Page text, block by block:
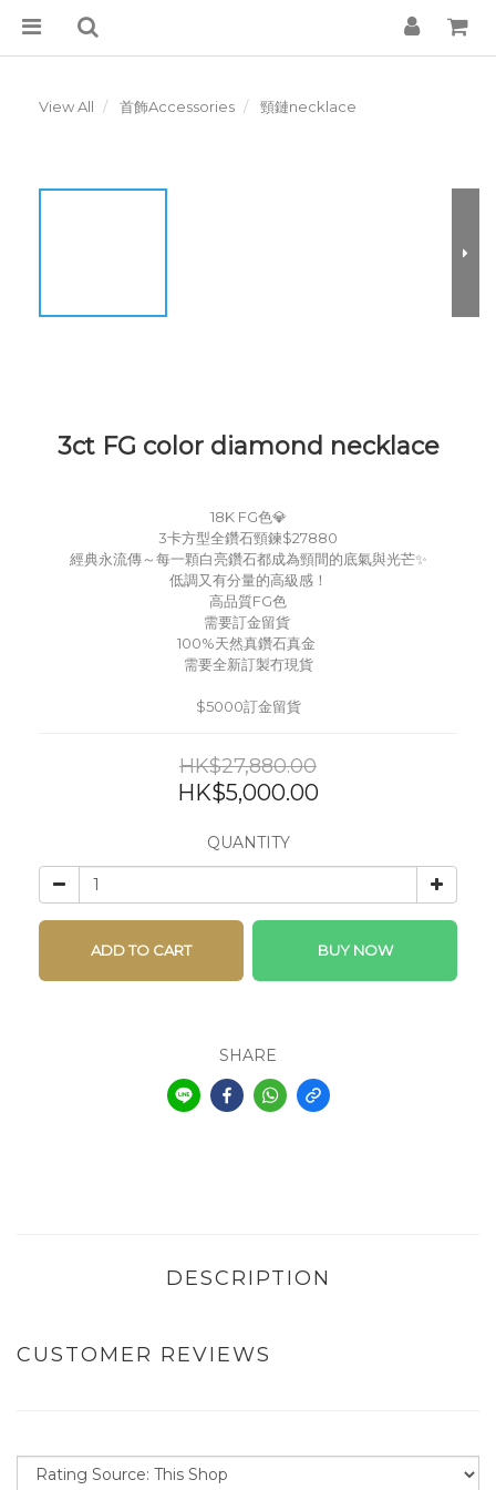
View All 首飾Accessories 頸鏈necklace
3ct FG color diamond necklace
18K FG色💎
3卡方型全鑽石頸鍊$27880
經典永流傳～每一顆白亮鑽石都成為頸間的底氣與光芒✨
低調又有分量的高級感！
高品質FG色
需要訂金留貨
100%天然真鑽石真金
需要全新訂製冇現貨
$5000訂金留貨
HK$27,880.00
HK$5,000.00
QUANTITY
ADD TO CART BUY NOW
SHARE
DESCRIPTION
CUSTOMER REVIEWS